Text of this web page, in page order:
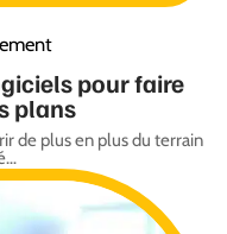
pour faire
plans
de plus en plus du terrain
…